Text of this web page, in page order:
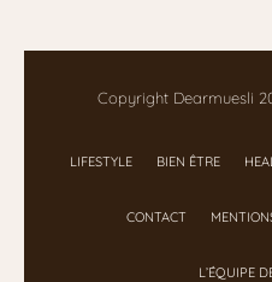
Copyright Dearmuesli
LIFESTYLE BIEN ÊTRE
CONTACT
L’ÉQUIPE